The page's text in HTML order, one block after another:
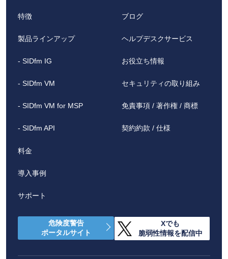
特徴
製品ラインアップ
- SIDfm IG
- SIDfm VM
- SIDfm VM for MSP
- SIDfm API
料金
導入事例
サポート
ブログ
ヘルプデスクサービス
お役立ち情報
セキュリティの取り組み
免責事項 / 著作権 / 商標
契約約款 / 仕様
危険度警告
ポータルサイト
Xでも
脆弱性情報を配信中